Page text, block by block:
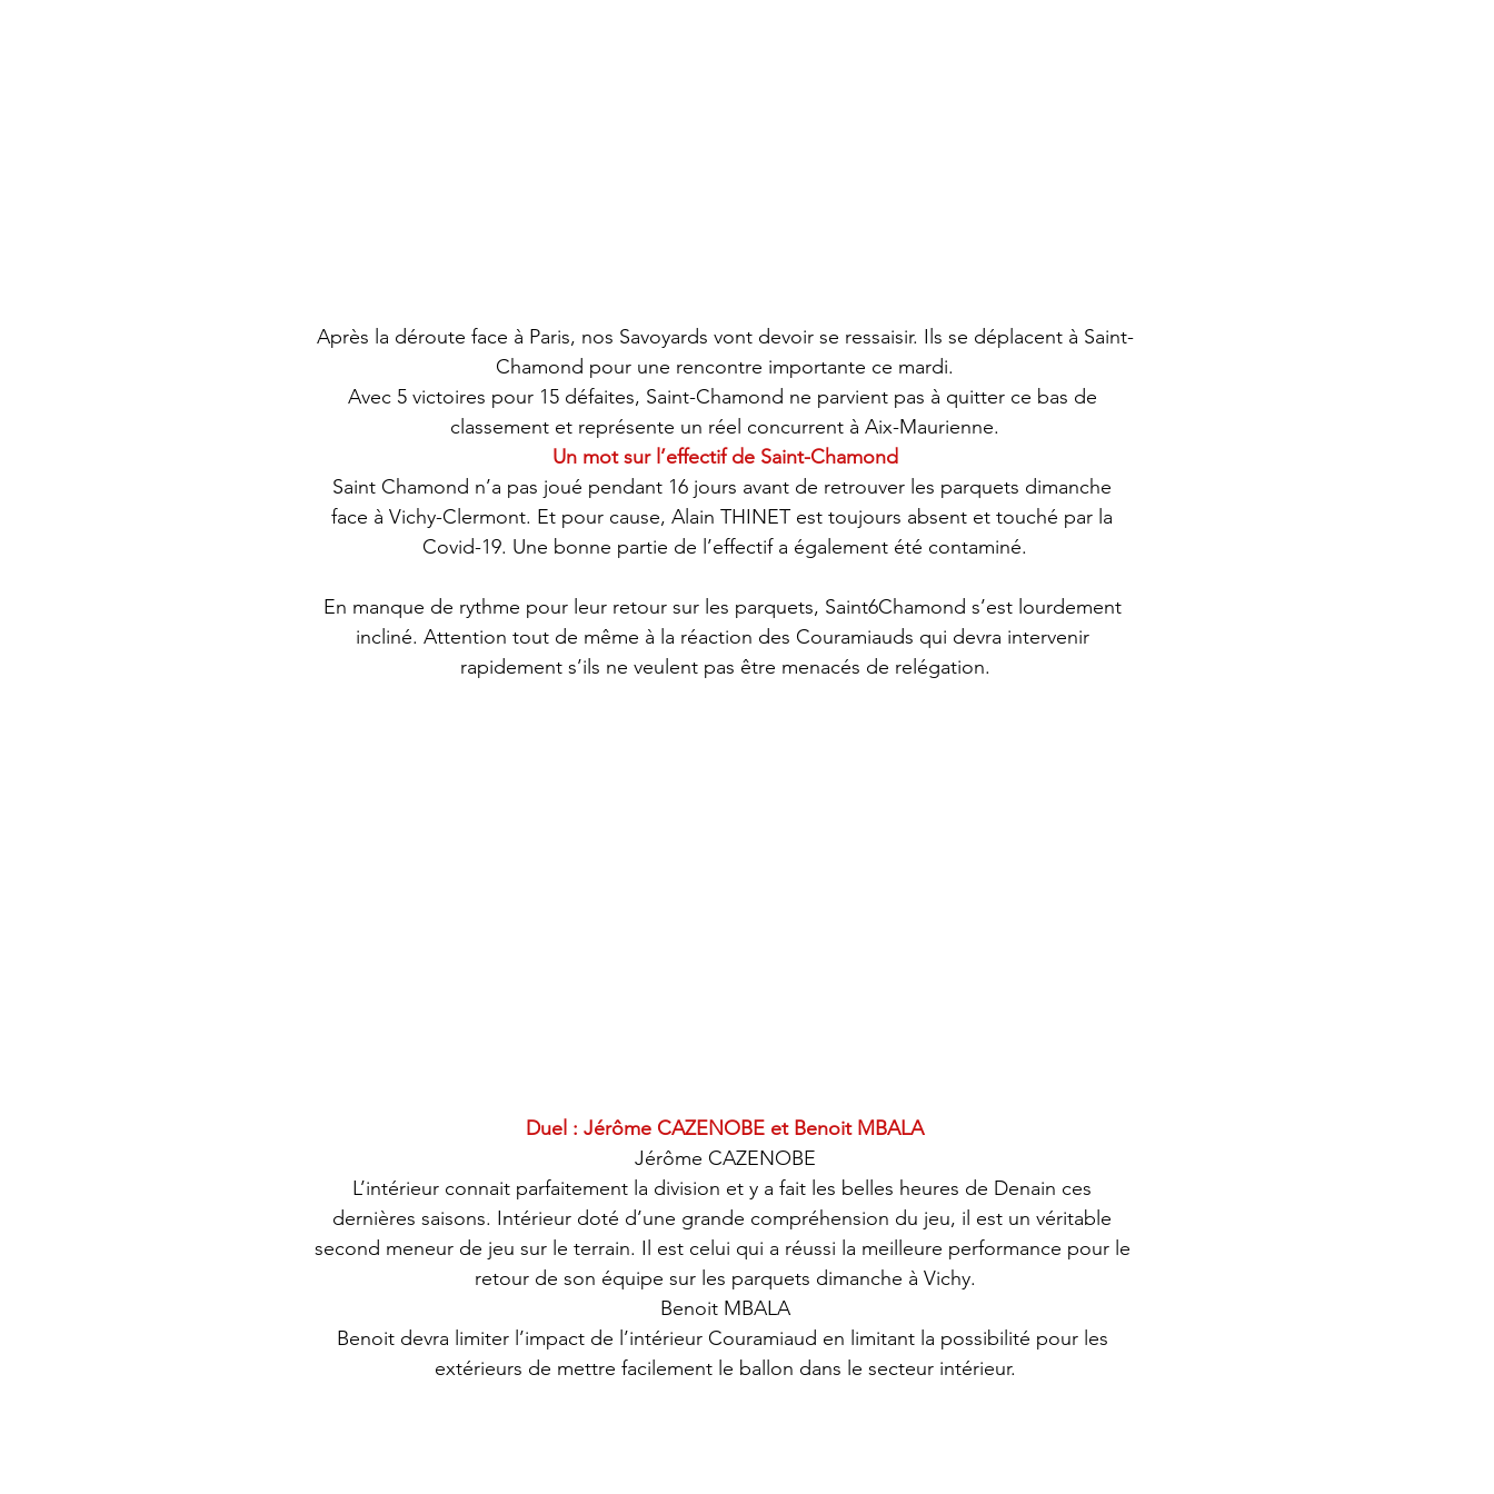
Après la déroute face à Paris, nos Savoyards vont devoir se ressaisir. Ils se déplacent à Saint-
Chamond pour une rencontre importante ce mardi.
Avec 5 victoires pour 15 défaites, Saint-Chamond ne parvient pas à quitter ce bas de
classement et représente un réel concurrent à Aix-Maurienne.
Un mot sur l’effectif de Saint-Chamond
Saint Chamond n’a pas joué pendant 16 jours avant de retrouver les parquets dimanche
face à Vichy-Clermont. Et pour cause, Alain THINET est toujours absent et touché par la
Covid-19. Une bonne partie de l’effectif a également été contaminé.
En manque de rythme pour leur retour sur les parquets, Saint6Chamond s’est lourdement
incliné. Attention tout de même à la réaction des Couramiauds qui devra intervenir
rapidement s’ils ne veulent pas être menacés de relégation.
Duel : Jérôme CAZENOBE et Benoit MBALA
Jérôme CAZENOBE
L’intérieur connait parfaitement la division et y a fait les belles heures de Denain ces
dernières saisons. Intérieur doté d’une grande compréhension du jeu, il est un véritable
second meneur de jeu sur le terrain. Il est celui qui a réussi la meilleure performance pour le
retour de son équipe sur les parquets dimanche à Vichy.
Benoit MBALA
Benoit devra limiter l’impact de l’intérieur Couramiaud en limitant la possibilité pour les
extérieurs de mettre facilement le ballon dans le secteur intérieur.